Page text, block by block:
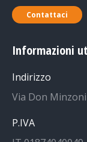
Contattaci
Informazioni
Indirizzo
Via Don
P.IVA